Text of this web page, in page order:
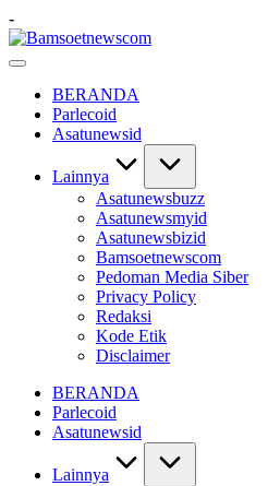
Skip
to
content
-
Bamsoetnewscom
Berita
MobilitasBERANDA
Parlecoid
Asatunewsid
Lainnya
Asatunewsbuzz
Asatunewsmyid
Asatunewsbizid
Bamsoetnewscom
Pedoman Media Siber
Privacy Policy
Redaksi
Kode Etik
Disclaimer
BERANDA
Parlecoid
Asatunewsid
Lainnya